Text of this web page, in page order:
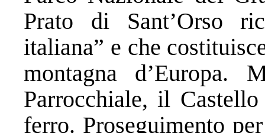
Prato di Sant’Orso
italiana” e che
montagna d’Europa.
Parrocchiale, il
ferro. Proseguimento